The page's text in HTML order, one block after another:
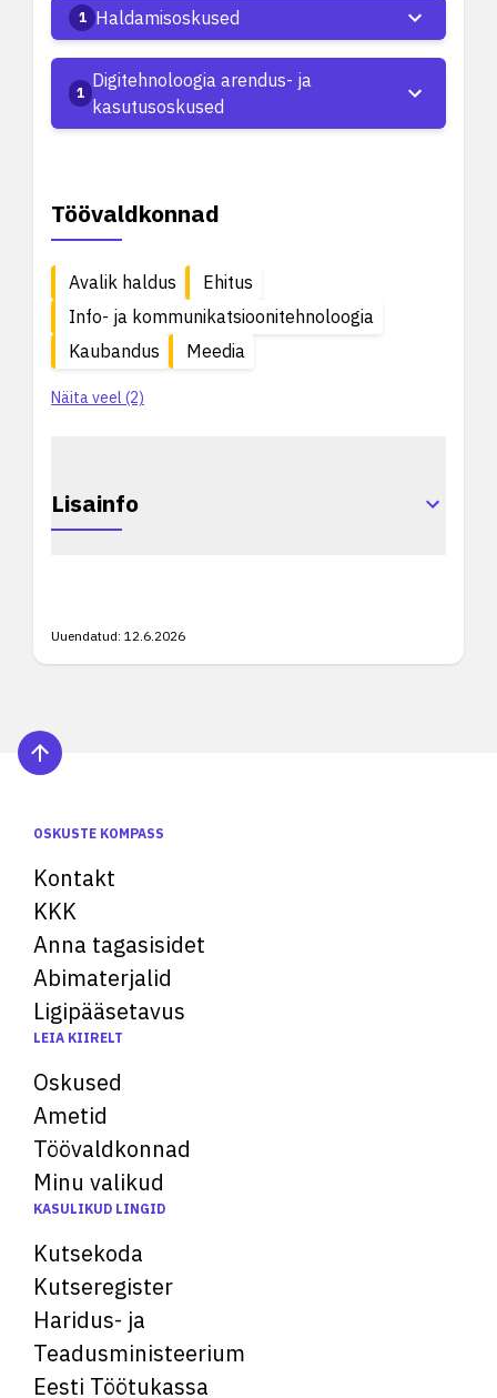
1 Haldamisoskused
1
Digitehnoloogia arendus- ja
kasutusoskused
Töövaldkonnad
Avalik haldus
Ehitus
Info- ja kommunikatsioonitehnoloogia
Kaubandus
Meedia
Näita veel (2)
Lisainfo
Uuendatud: 12.6.2026
OSKUSTE KOMPASS
Kontakt
KKK
Anna tagasisidet
Abimaterjalid
Ligipääsetavus
LEIA KIIRELT
Oskused
Ametid
Töövaldkonnad
Minu valikud
KASULIKUD LINGID
Kutsekoda
Kutseregister
Haridus- ja
Teadusministeerium
Eesti Töötukassa